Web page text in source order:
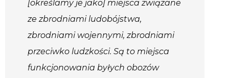
[określamy je jako] miejsca związane
ze zbrodniami ludobójstwa,
zbrodniami wojennymi, zbrodniami
przeciwko ludzkości. Są to miejsca
funkcjonowania byłych obozów